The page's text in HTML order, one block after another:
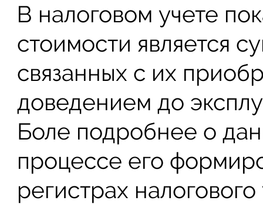
В налоговом учете
стоимости является
связанных с их
доведением до
Боле подробнее о
процессе его
регистрах